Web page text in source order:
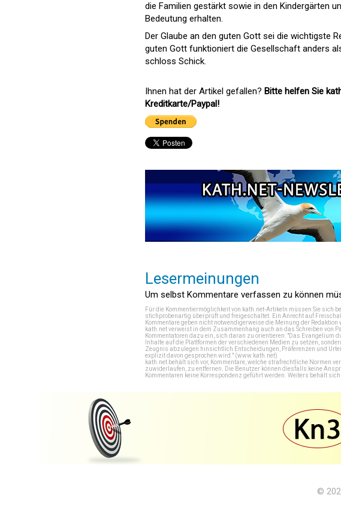
die Familien gestärkt sowie in den Kindergärten
Bedeutung erhalten.
Der Glaube an den guten Gott sei die wichtigste
guten Gott funktioniert die Gesellschaft anders
schloss Schick.
Ihnen hat der Artikel gefallen? Bitte helfen Sie
Kreditkarte/Paypal!
Lesermeinungen
Um selbst Kommentare verfassen zu können
Für die Kommentiermöglichkeit von kath.net-Artikeln müssen Sie sich
stichprobenartig überprüft und freigeschaltet. Ein Anrecht auf
Kommentare geben nicht notwendigerweise die Meinung der Redaktion
kath.net verweist in dem Zusammenhang auch an das Schreiben von
Kommentatoren dazu ein, sich daran zu orientieren: "Das Evangelium
Inhalte auf die Plattformen der verschiedenen Medien zu setzen,
Zeugnis abzulegen hinsichtlich Entscheidungen, Präferenzen und
explizit davon gesprochen wird." (www.kath.net)
kath.net behält sich vor, Kommentare, welche strafrechtliche Normen
zuwiderlaufen, zu entfernen. Die Benutzer können diesfalls keine
Kommentaren keine Korrespondenz geführt werden. Weiters behält
©